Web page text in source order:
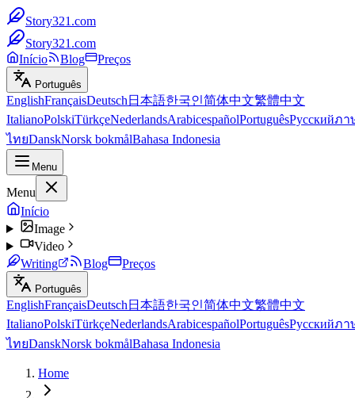
Story321.com
Story321.com
Início
Blog Preços
Português
EnglishFrançaisDeutsch 日本語한국인简体中文繁體中文
ItalianoPolskiTürkçeNederlandsArabicespañolPortuguêsРусскийภา
ไทยDanskNorsk bokmålBahasa Indonesia
Menu
Menu
Início
Image
Video
Writing
Blog Preços
Português
EnglishFrançaisDeutsch 日本語한국인简体中文繁體中文
ItalianoPolskiTürkçeNederlandsArabicespañolPortuguêsРусскийภา
ไทยDanskNorsk bokmålBahasa Indonesia
Home